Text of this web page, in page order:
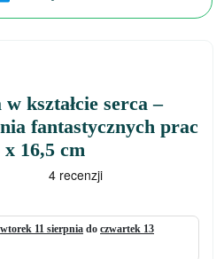
kształcie serca –
fantastycznych prac
16,5 cm
wtorek 11 sierpnia do czwartek 13